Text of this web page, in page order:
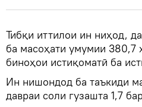
Тибқи иттилои ин ниҳод,
ба масоҳати умумии 380,7
биноҳои истиқоматӣ ба
Ин нишондод ба таъкиди
давраи соли гузашта 1,7